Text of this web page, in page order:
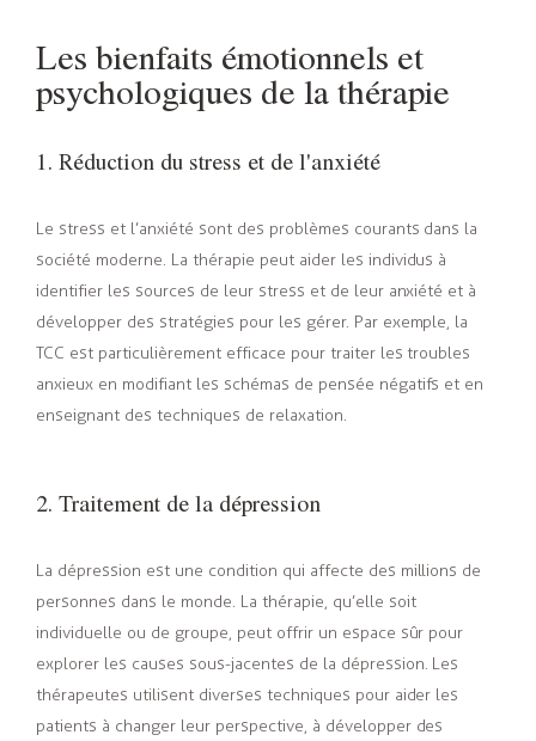
Les bienfaits émotionnels et
psychologiques de la thérapie
1. Réduction du stress et de l'anxiété
Le stress et l’anxiété sont des problèmes courants dans la
société moderne. La thérapie peut aider les individus à
identifier les sources de leur stress et de leur anxiété et à
développer des stratégies pour les gérer. Par exemple, la
TCC est particulièrement efficace pour traiter les troubles
anxieux en modifiant les schémas de pensée négatifs et en
enseignant des techniques de relaxation.
2. Traitement de la dépression
La dépression est une condition qui affecte des millions de
personnes dans le monde. La thérapie, qu’elle soit
individuelle ou de groupe, peut offrir un espace sûr pour
explorer les causes sous-jacentes de la dépression. Les
thérapeutes utilisent diverses techniques pour aider les
patients à changer leur perspective, à développer des